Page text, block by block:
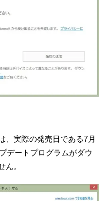
、実際の発売日である7月
デートプログラムがダウ
ん。